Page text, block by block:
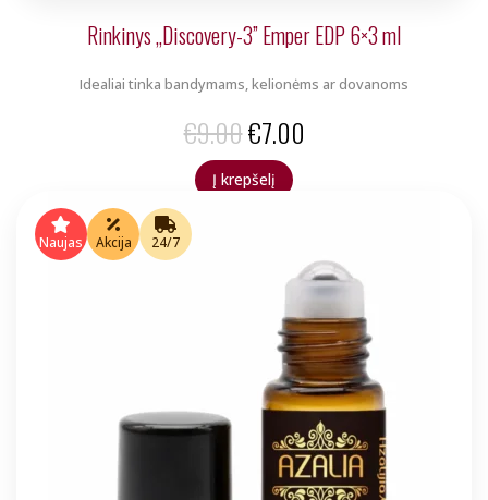
Rinkinys „Discovery-3” Emper EDP 6×3 ml
Idealiai tinka bandymams, kelionėms ar dovanoms
€9.00Original
price
€7.00
Į krepšelį
Naujas Akcija 24/7